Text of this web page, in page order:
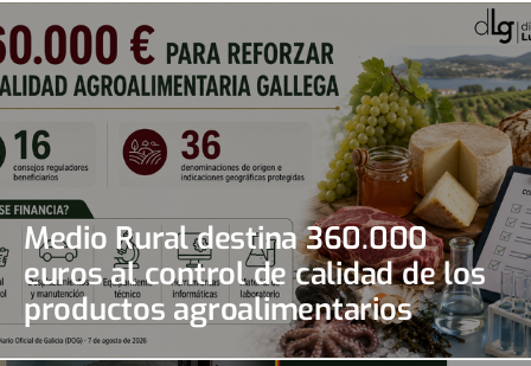
Medio Rural destina 360.000
euros al control de calidad de los
productos agroalimentarios
gallegos